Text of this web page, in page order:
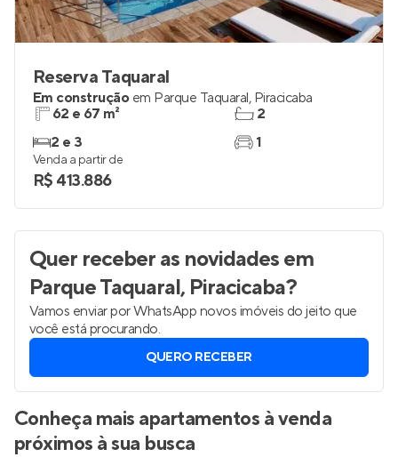
Reserva Taquaral
Em construção em Parque Taquaral, Piracicaba
62 e 67 m²
2 e 3
2
1
Venda a partir de
R$ 413.886
Quer receber as novidadesem
Parque Taquaral, Piracicaba?
Vamos enviar por WhatsApp novos imóveis do jeito que
você está procurando.
QUERO RECEBER
Conheça mais apartamentos à venda
próximos à sua busca